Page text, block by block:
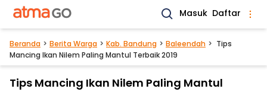
Masuk Daftar
Beranda Berita Warga Kab. Bandung Baleendah
Tips
Mancing Ikan Nilem Paling Mantul Terbaik 2019
Tips Mancing Ikan Nilem Paling Mantul